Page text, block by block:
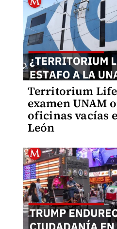
Territorium
examen UNAM
oficinas vacías
León